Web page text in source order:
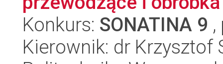
Konkurs: SONATINA 9
Kierownik: dr Krzysztof